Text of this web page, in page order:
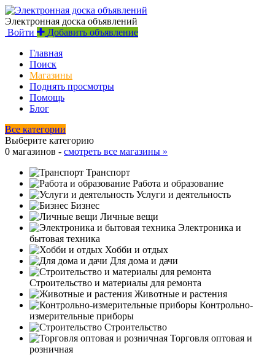
Электронная доска объявлений
Войти
Добавить объявление
Главная
Поиск
Магазины
Поднять просмотры
Помощь
Блог
Все категории
Выберите категорию
0 магазинов - смотреть все магазины »
Транспорт
Работа и образование
Услуги и деятельность
Бизнес
Личные вещи
Электроника и
бытовая техника
Хобби и отдых
Для дома и дачи
Строительство и материалы для ремонта
Животные и растения
Контрольно-
измерительные приборы
Строительство
Торговля оптовая и
розничная